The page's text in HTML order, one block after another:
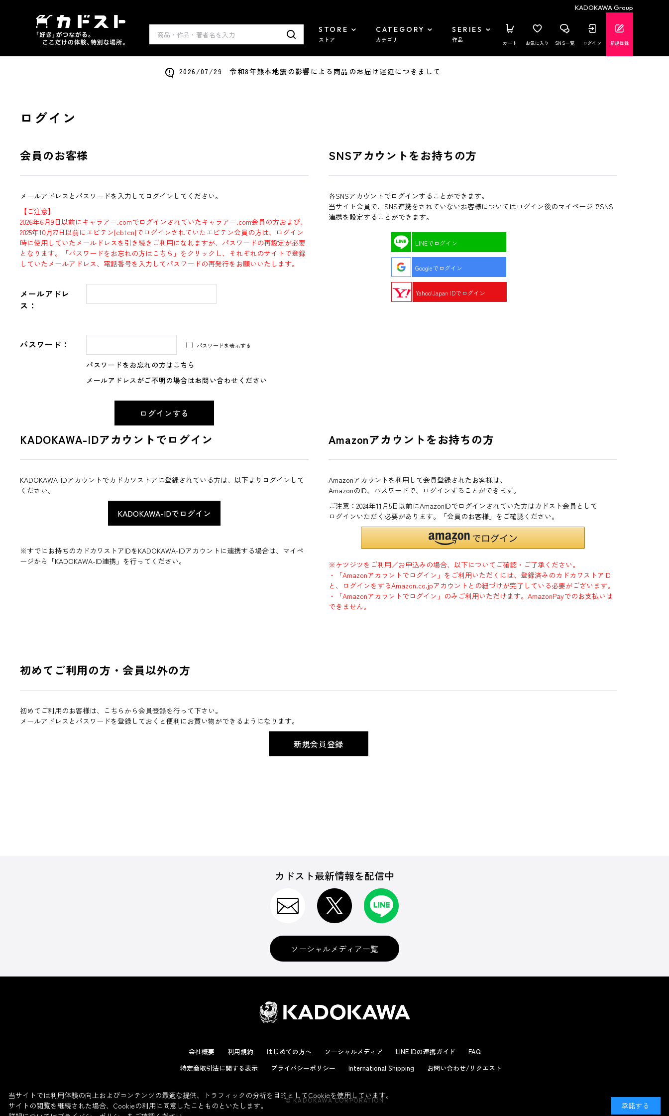
KADOKAWA Group
STORE
ストア
CATEGORY
カテゴリ
SERIES
作品 カート お気に入り SNS一覧 ログイン 新規登録
2026/07/29 令和8年熊本地震の影響による商品のお届け遅延につきまして
ログイン
会員のお客様
メールアドレスとパスワードを入力してログインしてください。
【ご注意】
2026年6月9日以前にキャラアニ.comでログインされていたキャラアニ.com会員の方および、
2025年10月27日以前にエビテン[ebten]でログインされていたエビテン会員の方は、ログイン
時に使用していたメールドレスを引き続きご利用になれますが、パスワードの再設定が必要
となります。「パスワードをお忘れの方はこちら」をクリックし、それぞれのサイトで登録
していたメールアドレス、電話番号を入力してパスワードの再発行をお願いいたします。
メールアドレ
ス：
パスワード： パスワードを表示する
パスワードをお忘れの方はこちら
メールアドレスがご不明の場合はお問い合わせください
KADOKAWA-IDアカウントでログイン
KADOKAWA-IDアカウントでカドカワストアに登録されている方は、以下よりログインして
ください。
※すでにお持ちのカドカワストアIDをKADOKAWA-IDアカウントに連携する場合は、マイペ
ージから「KADOKAWA-ID連携」を行ってください。
SNSアカウントをお持ちの方
各SNSアカウントでログインすることができます。
当サイト会員で、SNS連携をされていないお客様についてはログイン後のマイページでSNS
連携を設定することができます。
LINEでログイン
Googleでログイン
Yahoo!Japan IDでログイン
Amazonアカウントをお持ちの方
Amazonアカウントを利用して会員登録されたお客様は、
AmazonのID、パスワードで、ログインすることができます。
ご注意：2024年11月5日以前にAmazonIDでログインされていた方はカドスト会員として
ログインいただく必要があります。「会員のお客様」をご確認ください。
※ケツジツをご利用／お申込みの場合、以下についてご確認・ご了承ください。
・「Amazonアカウントでログイン」をご利用いただくには、登録済みのカドカワストアID
と、ログインをするAmazon.co.jpアカウントとの紐づけが完了している必要がございます。
・「Amazonアカウントでログイン」のみご利用いただけます。AmazonPayでのお支払いは
できません。
初めてご利用の方・会員以外の方
初めてご利用のお客様は、こちらから会員登録を行って下さい。
メールアドレスとパスワードを登録しておくと便利にお買い物ができるようになります。
カドスト最新情報を配信中
ソーシャルメディア一覧
会社概要 利用規約 はじめての方へ ソーシャルメディア LINE IDの連携ガイド
FAQ
特定商取引法に関する表示
プライバシーポリシー International Shipping お問い合わせ/リクエスト
© KADOKAWA CORPORATION
当サイトでは利用体験の向上およびコンテンツの最適な提供、トラフィックの分析を目的としてCookieを使用しています。
サイトの閲覧を継続された場合、Cookieの利用に同意したことものといたします。
承諾する